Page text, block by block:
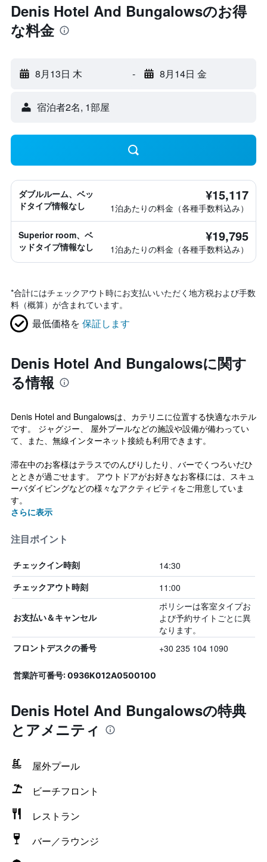
Denis Hotel And Bungalowsのお得
な料金
8月13日 木 - 8月14日 金
宿泊者2名, 1​部屋
ダブルルーム、ベッ
ドタイプ情報なし
¥15,117
1泊あたりの料金（各種手数料込み）
Superior room、ベ
ッドタイプ情報なし
¥19,795
1泊あたりの料金（各種手数料込み）
*合計にはチェックアウト時にお支払いいただく地方税および手数
料（概算）が含まれています。
最低価格を 保証します
Denis Hotel And Bungalowsに関す
る情報
Denis Hotel and Bungalowsは、カテリニに位置する快適なホテル
です。 ジャグジー、 屋外プールなどの施設や設備が備わってい
て、また、無線インターネット接続も利用できます。
滞在中のお客様はテラスでのんびりしたり、バーでくつろいだひ
とときが過ごせます。 アウトドアがお好きなお客様には、スキュ
ーバダイビングなどの様々なアクティビティをご用意していま
す。
さらに表示
注目ポイント
チェックイン時刻 14:30
チェックアウト時刻 11:00
お支払い＆キャンセル
ポリシーは客室タイプお
よび予約サイトごとに異
なります。
フロントデスクの番号 +30 235 104 1090
営業許可番号: 0936K012A0500100
Denis Hotel And Bungalowsの特典
とアメニティ
屋外プール
ビーチフロント
レストラン
バー／ラウンジ